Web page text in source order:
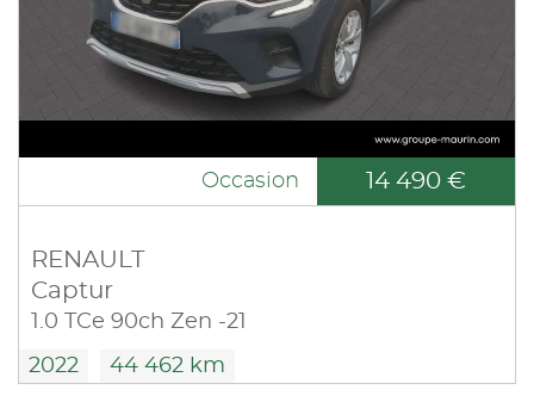
Occasion 14 490 €
RENAULT
Captur
1.0 TCe 90ch Zen -21
2022 44 462 km